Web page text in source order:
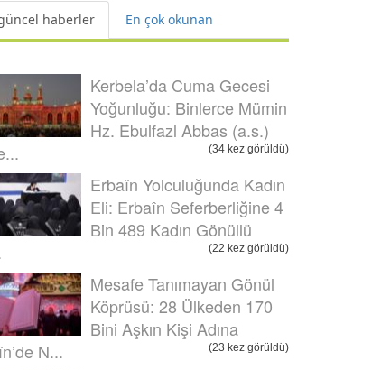
haberler En çok okunan
Kerbela’da Cuma Gecesi
Yoğunluğu: Binlerce Mümin
Hz. Ebulfazl Abbas (a.s.)
(34 kez görüldü)
Erbaîn Yolculuğunda Kadın
Eli: Erbaîn Seferberliğine 4
Bin 489 Kadın Gönüllü
(22 kez görüldü)
Mesafe Tanımayan Gönül
Köprüsü: 28 Ülkeden 170
Bini Aşkın Kişi Adına
N...
(23 kez görüldü)